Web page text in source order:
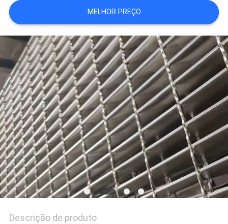
UMAS
CITAÇÕES
MAPA
DO
SITE
PRIVACY
POLICY
MELHOR PREÇO
Descrição de produto